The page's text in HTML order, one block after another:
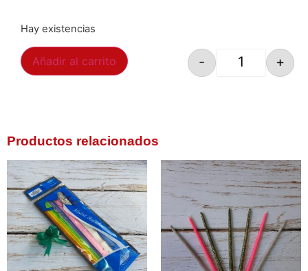
Hay existencias
- +
Añadir al carrito
Productos relacionados